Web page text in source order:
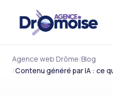
Agence web Drôme Blog
Contenu généré par IA : ce